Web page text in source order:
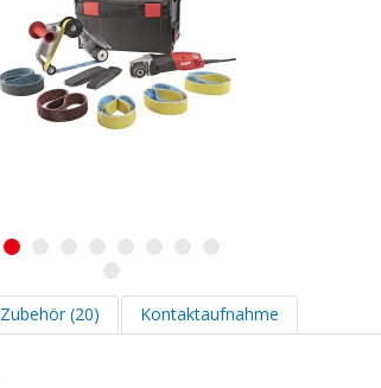
1
Zubehör (20) Kontaktaufnahme